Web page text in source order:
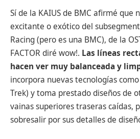
Sí de la KAIUS de BMC afirmé que
excitante o exótico del
Racing (pero es una BMC), de la
FACTOR diré wow!. Las líneas
hacen ver muy balanceada y
incorpora nuevas tecnologías
Trek) y toma prestado diseños de
vainas superiores traseras caídas,
sobresalir por sus detalles de